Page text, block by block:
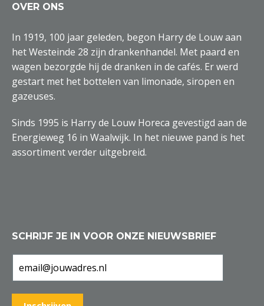
OVER ONS
In 1919, 100 jaar geleden, begon Harry de Louw aan
het Westeinde 28 zijn drankenhandel. Met paard en
wagen bezorgde hij de dranken in de cafés. Er werd
gestart met het bottelen van limonade, siropen en
gazeuses.
Sinds 1995 is Harry de Louw Horeca gevestigd aan de
Energieweg 16 in Waalwijk. In het nieuwe pand is het
assortiment verder uitgebreid.
SCHRIJF JE IN VOOR ONZE NIEUWSBRIEF